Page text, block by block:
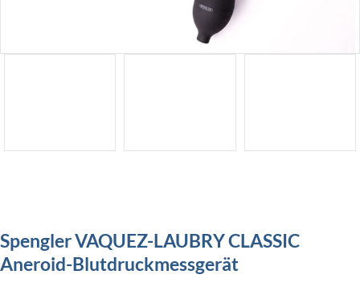
Spengler VAQUEZ-LAUBRY CLASSIC
Aneroid-Blutdruckmessgerät